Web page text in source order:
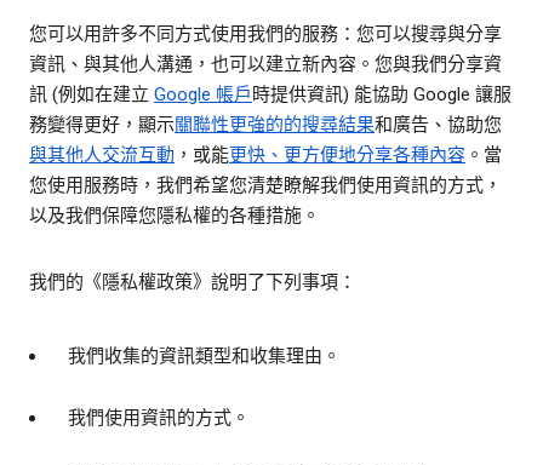
您可以用許多不同方式使用我們的服務：您可以搜尋與分享
資訊、與其他人溝通，也可以建立新內容。您與我們分享資
訊 (例如在建立 Google 帳戶 時提供資訊) 能協助 Google 讓服
務變得更好，顯示關聯性更強的的搜尋結果和廣告、協助您
與其他人交流互動 ，或能更快、更方便地分享各種內容 。當
您使用服務時，我們希望您清楚瞭解我們使用資訊的方式，
以及我們保障您隱私權的各種措施。
我們的《隱私權政策》說明了下列事項：
我們收集的資訊類型和收集理由。
我們使用資訊的方式。